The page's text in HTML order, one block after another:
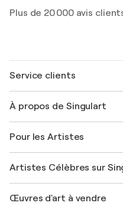
Plus de 20 000 avis
Service clients
Expédition
Offrir une carte cadeau
Rejoignez notre
Mon compte
+33 1 76 44 06 42
À propos de Singulart
FAQ
Magazine Singulart
Emplois
Découvrez une sélection
Pour les Artistes
Se connecter en tant
Artistes Célèbres sur
Marc Chagall
Œuvres d'art à vendre